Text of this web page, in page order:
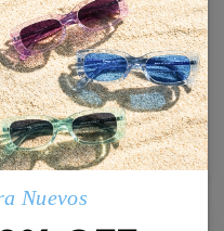
SML065
16,95 €26,95 €
Probar
Nuevos